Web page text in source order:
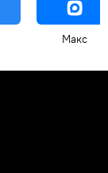
Макс